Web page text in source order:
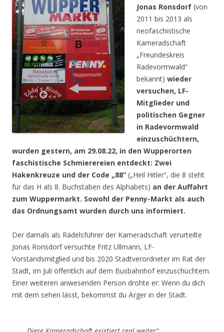
Jonas Ronsdorf (von
2011 bis 2013 als
neofaschistische
Kameradschaft
„Freundeskreis
Radevormwald“
bekannt) wieder
versuchen, LF-
Mitglieder und
politischen Gegner
in Radevormwald
einzuschüchtern,
wurden gestern, am 29.08.22, in den Wupperorten
faschistische Schmierereien entdeckt: Zwei
Hakenkreuze und der Code „88“ („Heil Hitler“, die 8 steht
für das H als 8. Buchstaben des Alphabets) an der Auffahrt
zum Wuppermarkt. Sowohl der Penny-Markt als auch
das Ordnungsamt wurden durch uns informiert.
Der damals als Rädelsführer der Kameradschaft verurteilte
Jonas Ronsdorf versuchte Fritz Ullmann, LF-
Vorstandsmitglied und bis 2020 Stadtverordneter im Rat der
Stadt, im Juli öffentlich auf dem Busbahnhof einzuschüchtern.
Einer weiteren anwesenden Person drohte er: Wenn du dich
mit dem sehen lässt, bekommst du Ärger in der Stadt.